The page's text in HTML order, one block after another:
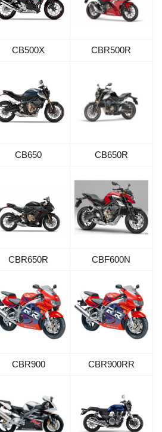
CB500X CBR500R
CB650 CB650R
CBR650R CBF600N
CBR900 CBR900RR